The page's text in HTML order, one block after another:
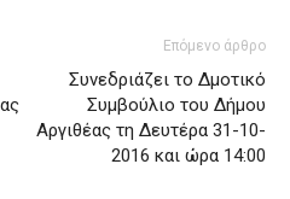
Επόμενο άρθρο
Συνεδριάζει το Δμοτικό
Συμβούλιο του Δήμου
Αργιθέας τη Δευτέρα 31-10-
2016 και ώρα 14:00